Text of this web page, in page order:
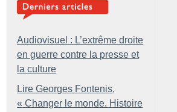
Audiovisuel : L’extrême droite
en guerre contre la presse et
la culture
Lire Georges Fontenis,
« Changer le monde. Histoire